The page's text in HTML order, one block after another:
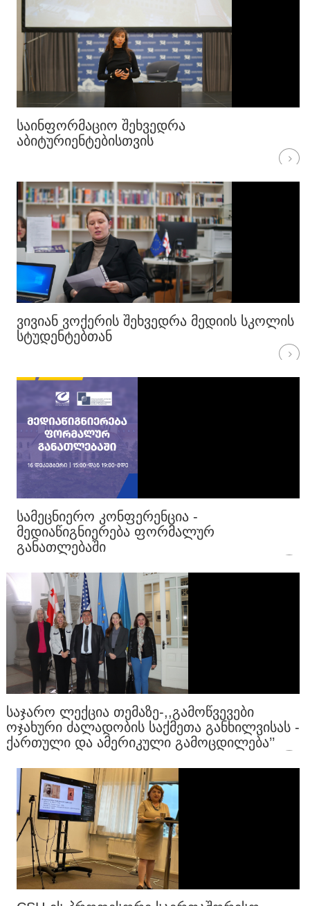
ᲡᲐᲘᲜᲤᲝᲠᲛᲐᲪᲘᲝ ᲨᲔᲮᲕᲔᲓᲠᲐ
ᲐᲑᲘᲢᲣᲠᲘᲔᲜᲢᲔᲑᲘᲡᲗᲕᲘᲡ
ᲕᲘᲕᲘᲐᲜ ᲕᲝᲥᲔᲠᲘᲡ ᲨᲔᲮᲕᲔᲓᲠᲐ ᲛᲔᲓᲘᲘᲡ ᲡᲙᲝᲚᲘᲡ
ᲡᲢᲣᲓᲔᲜᲢᲔᲑᲗᲐᲜ
ᲡᲐᲛᲔᲪᲜᲘᲔᲠᲝ ᲙᲝᲜᲤᲔᲠᲔᲜᲪᲘᲐ -
ᲛᲔᲓᲘᲐᲬᲘᲒᲜᲘᲔᲠᲔᲑᲐ ᲤᲝᲠᲛᲐᲚᲣᲠ
ᲒᲐᲜᲐᲗᲚᲔᲑᲐᲨᲘ
ᲡᲐᲯᲐᲠᲝ ᲚᲔᲥᲪᲘᲐ ᲗᲔᲛᲐᲖᲔ-,,ᲒᲐᲛᲝᲬᲕᲔᲕᲔᲑᲘ
ᲝᲯᲐᲮᲣᲠᲘ ᲫᲐᲚᲐᲓᲝᲑᲘᲡ ᲡᲐᲥᲛᲔᲗᲐ ᲒᲐᲜᲮᲘᲚᲕᲘᲡᲐᲡ -
ᲥᲐᲠᲗᲣᲚᲘ ᲓᲐ ᲐᲛᲔᲠᲘᲙᲣᲚᲘ ᲒᲐᲛᲝᲪᲓᲘᲚᲔᲑᲐ’’